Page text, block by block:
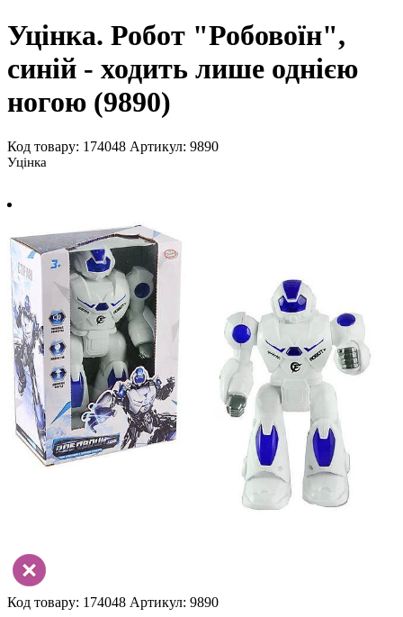
Уцінка. Робот "Робовоїн",
синій - ходить лише однією
ногою (9890)
Код товару: 174048 Артикул: 9890
Уцінка
Код товару: 174048 Артикул: 9890